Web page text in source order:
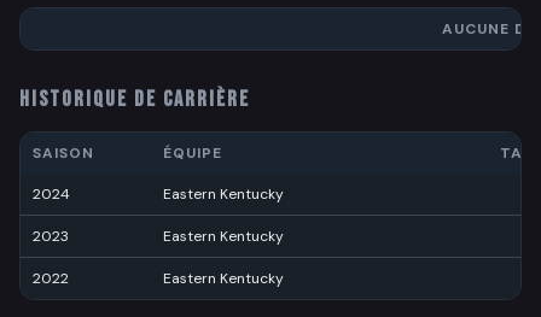
AUCUNE
HISTORIQUE DE CARRIÈRE
SAISON ÉQUIPE
2024 Eastern Kentucky
2023 Eastern Kentucky
2022 Eastern Kentucky